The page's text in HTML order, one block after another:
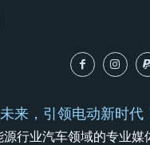
来，引领电动新时代
源行业汽车领域的专业媒